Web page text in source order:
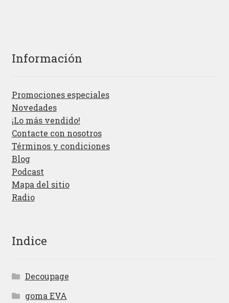
Información
Promociones especiales
Novedades
¡Lo más vendido!
Contacte con nosotros
Términos y condiciones
Blog
Podcast
Mapa del sitio
Radio
Indice
Decoupage
goma EVA